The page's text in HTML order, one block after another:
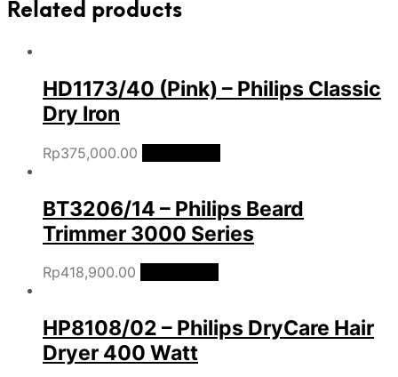
Related products
HD1173/40 (Pink) – Philips Classic
Dry Iron
Rp375,000.00
BT3206/14 – Philips Beard
Trimmer 3000 Series
Rp418,900.00
HP8108/02 – Philips DryCare Hair
Dryer 400 Watt